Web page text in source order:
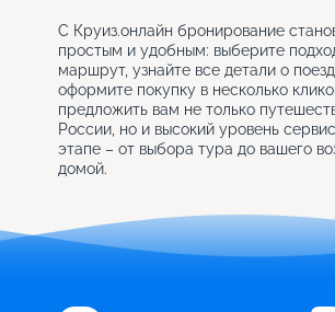
С Круиз.онлайн бронирование
простым и удобным: выберите
маршрут, узнайте все детали о
оформите покупку в несколько
предложить вам не только
России, но и высокий уровень
этапе – от выбора тура до вашего
домой.